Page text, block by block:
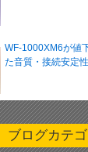
WF-1000XM6が値
た音質・接続安定
ブログカテ